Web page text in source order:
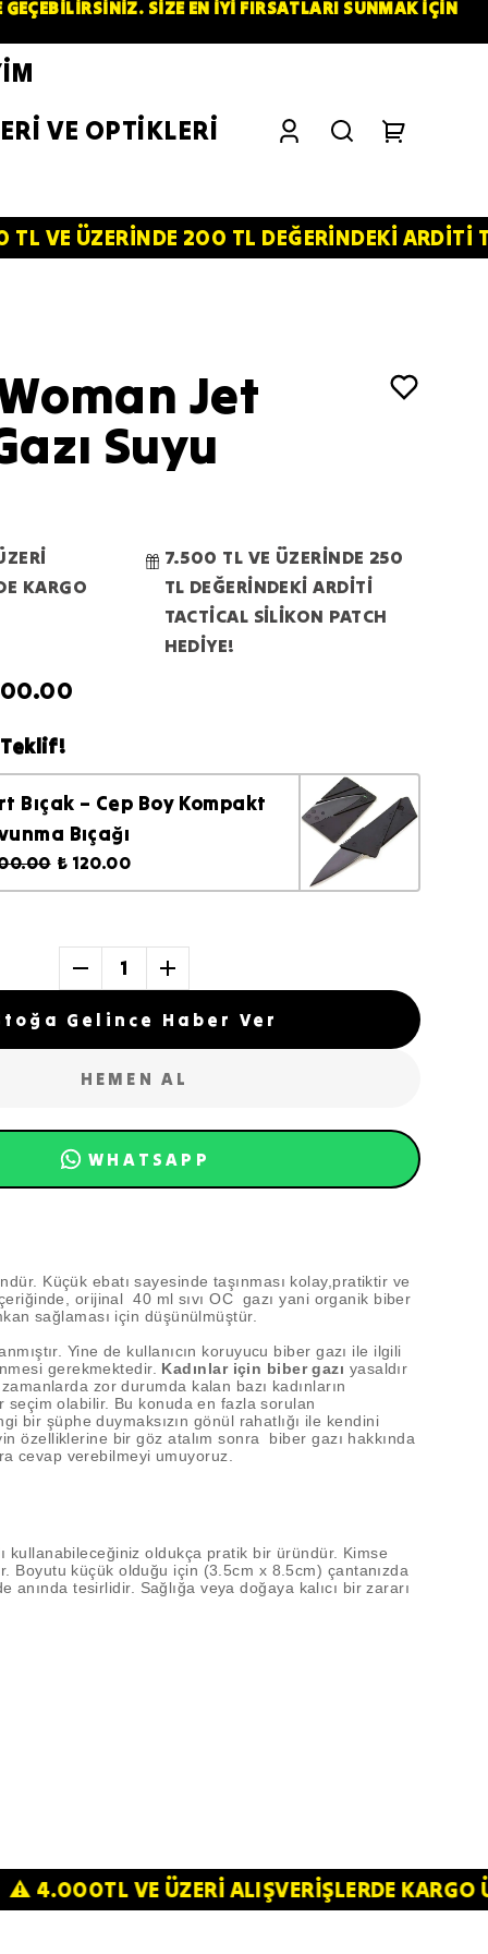
SİZE EN İYİ FIRSATLARI SUNMAK İÇİN
VE OPTİKLERİ
200 TL DEĞERİNDEKİ ARDİTİ TACTİCAL
Jet
Suyu
KARGO
7.500 TL VE ÜZERİNDE 250
TL DEĞERİNDEKİ ARDİTİ
TACTİCAL SİLİKON PATCH
HEDİYE!
Teklif!
Bıçak – Cep Boy Kompakt
Bıçağı
₺ 120.00
1
Gelince Haber Ver
HEMEN AL
WHATSAPP
Küçük ebatı sayesinde taşınması kolay,pratiktir ve
orijinal 40 ml sıvı OC gazı yani organik biber
sağlaması için düşünülmüştür.
Yine de kullanıcın koruyucu biber gazı ile ilgili
gerekmektedir. Kadınlar için biber gazı yasaldır
zor durumda kalan bazı kadınların
seçim olabilir. Bu konuda en fazla sorulan
bir şüphe duymaksızın gönül rahatlığı ile kendini
özelliklerine bir göz atalım sonra biber gazı hakkında
cevap verebilmeyi umuyoruz.
kullanabileceğiniz oldukça pratik bir üründür. Kimse
Boyutu küçük olduğu için (3.5cm x 8.5cm) çantanızda
tesirlidir. Sağlığa veya doğaya kalıcı bir zararı
⚠️ 4.000TL VE ÜZERİ ALIŞVERİŞLERDE